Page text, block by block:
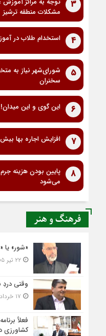
3
مشکلات منطقه ترشیز
4 استخدام طلاب در
5
شورای‌شهر نیاز به
سخنران
6 این گوی و این میدان!
7 افزایش اجاره بها بیش از 15 درصد
8
پایین بودن هزینه
می‌شود
فرهنگ و هنر
«شور» یا
۲۲ تیر ۱۴۰۵ - ۹:۵۲
وقتی
فعلاً
کشاورزی